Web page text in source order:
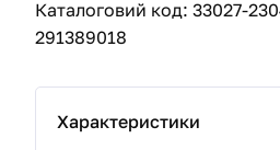
Каталоговий код: 33027-
291389018
Характеристики